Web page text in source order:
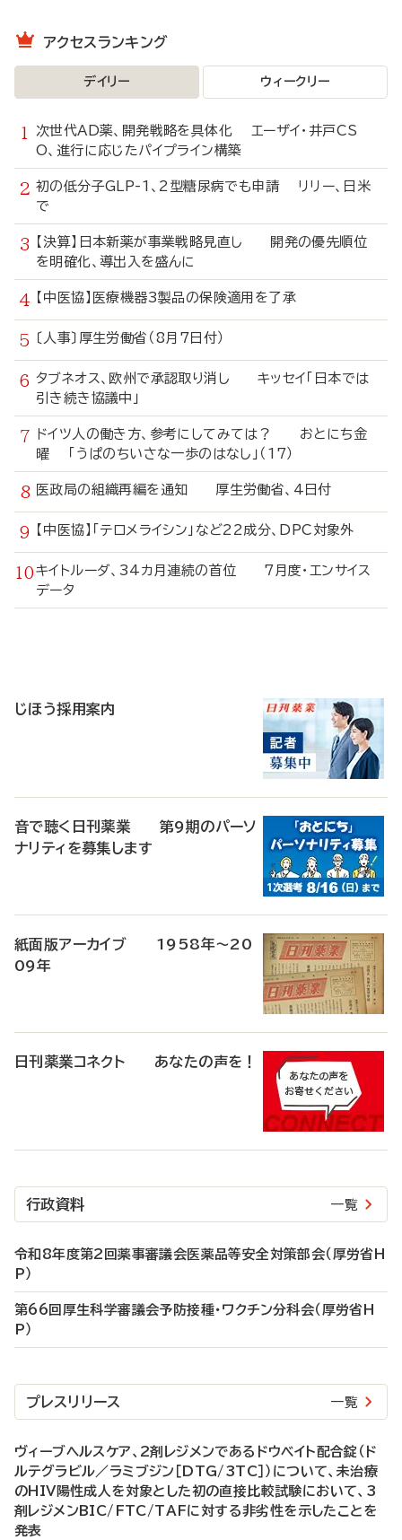
アクセスランキング
デイリー ウィークリー
次世代AD薬、開発戦略を具体化 エーザイ・井戸CS
O、進行に応じたパイプライン構築
初の低分子GLP-1、2型糖尿病でも申請 リリー、日米
で
【決算】日本新薬が事業戦略見直し 開発の優先順位
を明確化、導出入を盛んに
【中医協】医療機器3製品の保険適用を了承
〔人事〕厚生労働省（8月7日付）
タブネオス、欧州で承認取り消し キッセイ「日本では
引き続き協議中」
ドイツ人の働き方、参考にしてみては？ おとにち金
曜 「うぱのちいさな一歩のはなし」（17）
医政局の組織再編を通知 厚生労働省、4日付
【中医協】「テロメライシン」など22成分、DPC対象外
キイトルーダ、34カ月連続の首位 7月度・エンサイス
データ
じほう採用案内
音で聴く日刊薬業 第9期のパーソ
ナリティを募集します
紙面版アーカイブ 1958年～20
09年
日刊薬業コネクト あなたの声を！
行政資料 一覧
令和8年度第2回薬事審議会医薬品等安全対策部会（厚労省H
P）
第66回厚生科学審議会予防接種・ワクチン分科会（厚労省H
P）
プレスリリース 一覧
ヴィーブヘルスケア、2剤レジメンであるドウベイト配合錠（ド
ルテグラビル／ラミブジン［DTG/3TC］）について、未治療
のHIV陽性成人を対象とした初の直接比較試験において、3
剤レジメンBIC/FTC/TAFに対する非劣性を示したことを
発表